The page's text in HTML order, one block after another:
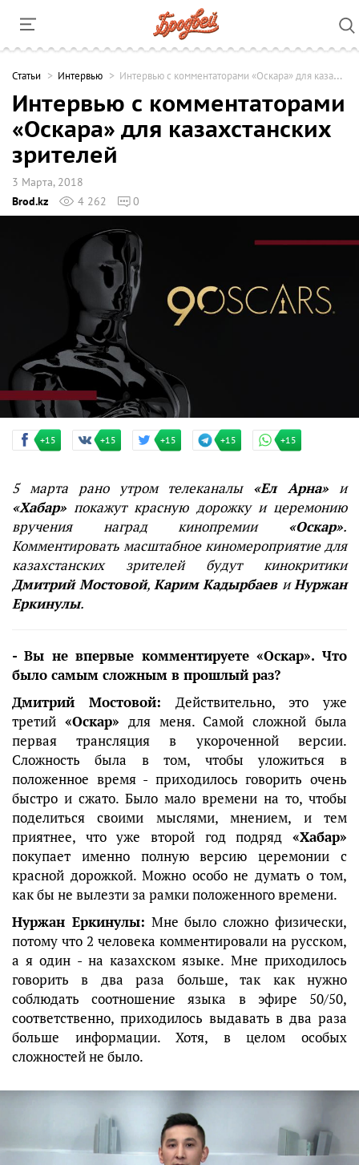
Cтатьи Интервью Интервью с комментаторами «Оскара» для казахстанских зрителей
Интервью с комментаторами
«Оскара» для казахстанских
зрителей
3 Марта, 2018
Brod.kz
4 262 0
+15 +15 +15 +15 +15
5 марта рано утром телеканалы «Ел Арна»и
«Хабар»покажут красную дорожку и церемонию
вручения наград кинопремии «Оскар».
Комментировать масштабное киномероприятие для
казахстанских зрителей будут кинокритики
Дмитрий Мостовой, Карим Кадырбаев иНуржан
Еркинулы.
- Вы не впервые комментируете «Оскар». Что
было самым сложным в прошлый раз?
Дмитрий Мостовой: Действительно, это уже
третий «Оскар» для меня. Самой сложной была
первая трансляция в укороченной версии.
Сложность была в том, чтобы уложиться в
положенное время - приходилось говорить очень
быстро и сжато. Было мало времени на то, чтобы
поделиться своими мыслями, мнением, и тем
приятнее, что уже второй год подряд «Хабар»
покупает именно полную версию церемонии с
красной дорожкой. Можно особо не думать о том,
как бы не вылезти за рамки положенного времени.
Нуржан Еркинулы: Мне было сложно физически,
потому что 2 человека комментировали на русском,
а я один - на казахском языке. Мне приходилось
говорить в два раза больше, так как нужно
соблюдать соотношение языка в эфире 50/50,
соответственно, приходилось выдавать в два раза
больше информации. Хотя, в целом особых
сложностей не было.